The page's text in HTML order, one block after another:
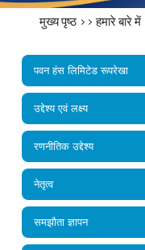
मुख्य पृष्ठ >>हमारे बारे में
पवन हंस लिमिटेड रूपरेखा
उद्देश्य एवं लक्ष्य
रणनीतिक उद्देश्य
नेतृत्व
समझौता ज्ञापन